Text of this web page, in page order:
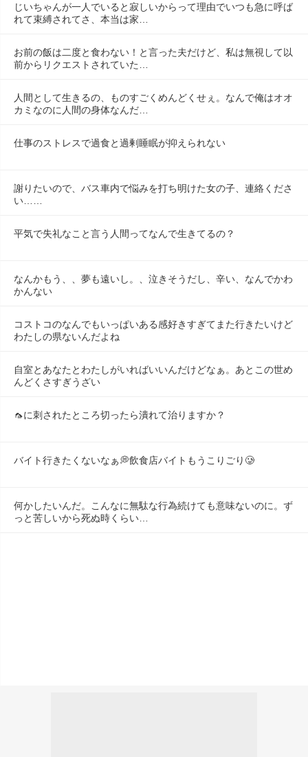
じいちゃんが一人でいると寂しいからって理由でいつも急に呼ば
れて束縛されてさ、本当は家…
お前の飯は二度と食わない！と言った夫だけど、私は無視して以
前からリクエストされていた…
人間として生きるの、ものすごくめんどくせぇ。なんで俺はオオ
カミなのに人間の身体なんだ…
仕事のストレスで過食と過剰睡眠が抑えられない
謝りたいので、バス車内で悩みを打ち明けた女の子、連絡くださ
い……
平気で失礼なこと言う人間ってなんで生きてるの？
なんかもう、、夢も遠いし。、泣きそうだし、辛い、なんでかわ
かんない
コストコのなんでもいっぱいある感好きすぎてまた行きたいけど
わたしの県ないんだよね
自室とあなたとわたしがいればいいんだけどなぁ。あとこの世め
んどくさすぎうざい
🦟に刺されたところ切ったら潰れて治りますか？
バイト行きたくないなぁ💭飲食店バイトもうこりごり🥲
何かしたいんだ。こんなに無駄な行為続けても意味ないのに。ず
っと苦しいから死ぬ時くらい…